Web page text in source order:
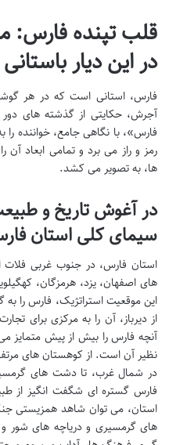
قلب تپنده فارس:
در این دیار باستانی
فارس، استانی است که در هر
آجرش، حکایتی از گذشته های
فارس»، با نگاهی جامع، خواننده
رمز و راز می برد و تمامی ابعاد آن
ها، به تصویر می کشد.
در آغوش تاریخ و
سیمای کلی استان
استان فارس، در جنوب غربی فلات
های اصفهان، یزد، هرمزگان،
این موقعیت استراتژیک، فارس را
از دیرباز، آن را به مرکزی برای
آنچه فارس را بیش از پیش متمایز
نظیر آن است. از کوهستان های
در شمال غرب، تا دشت های
فارس گستره ای شگفت انگیز از
استان، می توان شاهد همزیستی
های گرمسیری و دریاچه های شور